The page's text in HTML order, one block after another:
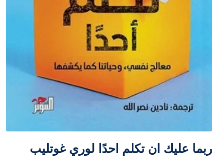
ربما عليك ان تكلم احدًا لوري غوتليب